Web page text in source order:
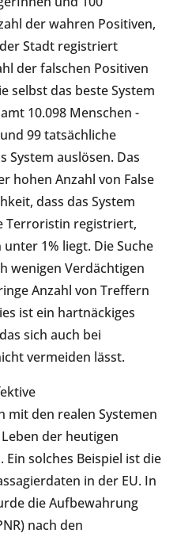
der wahren Positiven,
Stadt registriert
der falschen Positiven
selbst das beste System
10.098 Menschen -
99 tatsächliche
System auslösen. Das
hohen Anzahl von False
dass das System
Terroristin registriert,
1% liegt. Die Suche
wenigen Verdächtigen
Anzahl von Treffern
ist ein hartnäckiges
sich auch bei
vermeiden lässt.
mit den realen Systemen
der heutigen
solches Beispiel ist die
in der EU. In
die Aufbewahrung
nach den